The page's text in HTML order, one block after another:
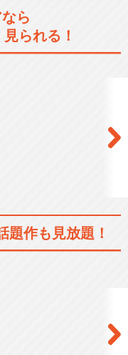
ら
られる！
題作も見放題！